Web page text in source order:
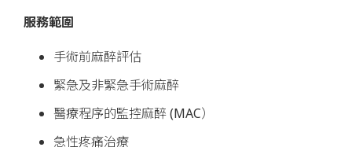
服務範圍
手術前麻醉評估
緊急及非緊急手術麻醉
醫療程序的監控麻醉 (MAC）
急性疼痛治療